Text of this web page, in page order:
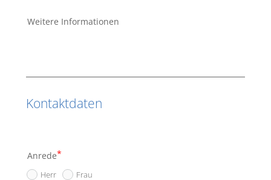
Weitere Informationen
Kontaktdaten
Anrede
Herr Frau